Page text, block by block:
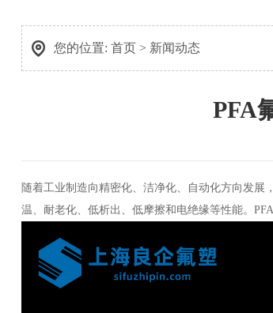
您的位置: 首页> 新闻动态
PFA
随着工业制造向精密化、洁净化、自动化方向发
温、耐老化、低析出、低摩擦和电绝缘等性能。